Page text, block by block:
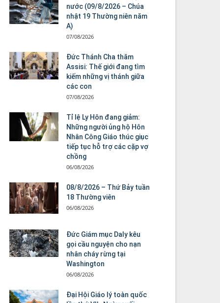
nước (09/8/2026 – Chúa
nhật 19 Thường niên năm
A)
07/08/2026
Đức Thánh Cha thăm
Assisi: Thế giới đang tìm
kiếm những vị thánh giữa
các con
07/08/2026
Tỉ lệ Ly Hôn đang giảm:
Những người ủng hộ Hôn
Nhân Công Giáo thúc giục
tiếp tục hỗ trợ các cặp vợ
chồng
06/08/2026
08/8/2026 – Thứ Bảy tuần
18 Thường viên
06/08/2026
Đức Giám mục Daly kêu
gọi cầu nguyện cho nạn
nhân cháy rừng tại
Washington
06/08/2026
Đại Hội Giáo lý toàn quốc